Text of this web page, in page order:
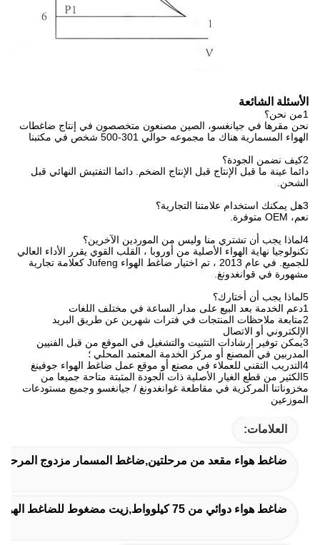
الأسئلة الشائعة
1من نحن؟
نحن مقرها في جيانغسو، الصين مصنعون متخصصون في إنتاج ضاغطات
الهواء المسمارية هناك ما مجموعه حوالي 301-500 شخص في مكتبنا
2كيف نضمن الجودة؟
دائما عينة ما قبل الإنتاج قبل الإنتاج الضخم. دائما التفتيش النهائي قبل
الشحن.
3هل يمكنك استخدام علامتنا التجارية؟
نعم، OEM متوفرة.
4لماذا يجب أن تشتري منا وليس من الموردين الآخرين؟
تكنولوجيا نهاية الهواء الأصلية من أوروبا ، القلب القوي يقرر الأداء العالي
للجميع. في عام 2013 ، تم اختيار ضاغط الهواء Jufeng كعلامة تجارية
مشهورة في قوانغدونغ.
5لماذا يجب أن أختارك؟
1دعم الخدمة بعد البيع على مدار الساعة في مختلف اللغات
2متابعة ملاحظات المنتجات في فترات شهرين عن طريق البريد
الإلكتروني أو الاتصال
3يمكن توفير إرشادات التثبيت والتشغيل في الموقع من قبل الفنيين
المدربين في المصنع أو مركز الخدمة المعتمد المحلي ؛
4التدريب التقني للعملاء في مصنع أو موقع عمل ضاغط الهواء جوفينغ
5الكثير من قطع الغيار الأصلية ذات الجودة المثبتة متاحة جميعا من
مخزوناتنا المركزية في مقاطعة غوانغدونغ / جيانغسو وجميع مستودعات
الموزعين
العلامات:
ضاغط هواء مقعد من مرحلتين,ضاغط المسمار مزدوج
ضاغط هواء دوائي من 75 كيلوواط,زيت مضغوط للضاغط الهوائي الصيدلاني,ضاغط مسدس مزدوج المرحلة بمحقن زيت بقوة 100 حصان